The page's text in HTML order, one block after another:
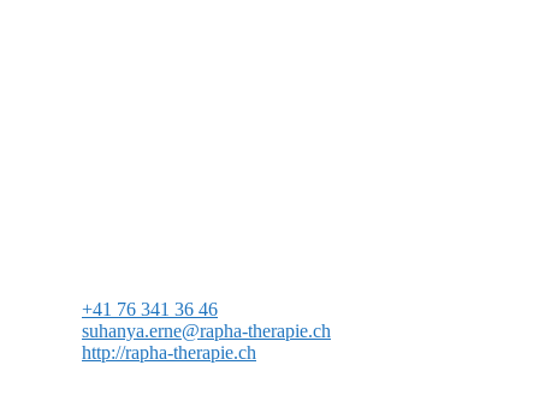
+41 76 341 36 46
suhanya.erne@rapha-therapie.ch
http://rapha-therapie.ch